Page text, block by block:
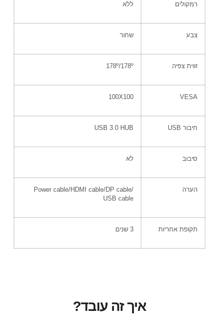
רמקולים ללא
צבע שחור
זווית צפיה 178º/178º
VESA
100X100
חיבור USB 3.0 HUB
סיבוב לא
הערה
Power cable/HDMI cable/DP cable/
USB cable
תקופת אחריות 3 שנים
איך זה עובד?